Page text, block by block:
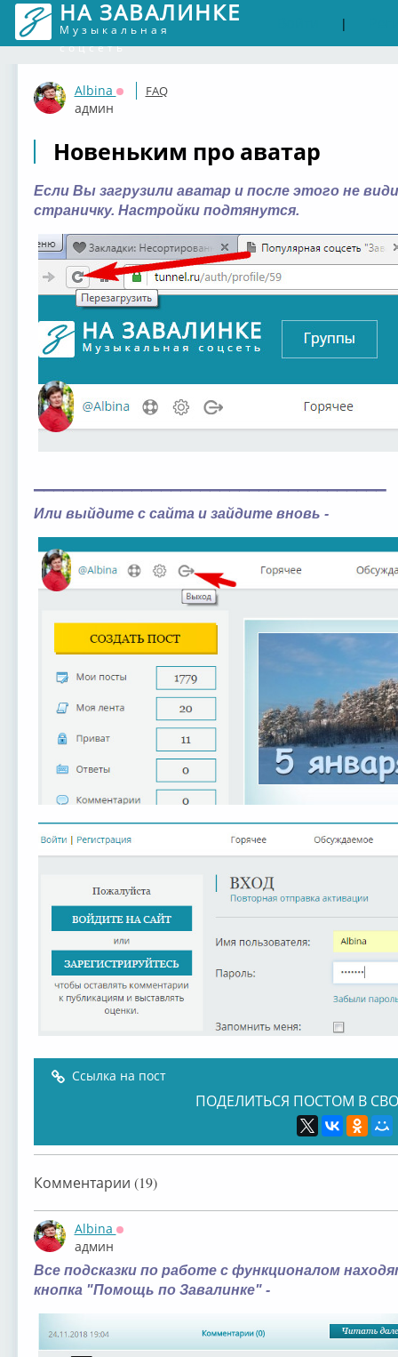
НА ЗАВАЛИНКЕ
Музыкальная
соцсеть
|
Albina
Оффлайн
админ
FAQ
Новеньким про аватар
Если Вы загрузили аватар и после этого не
страничку. Настройки подтянутся.
Или выйдите с сайта и зайдите вновь -
Ссылка на пост
ПОДЕЛИТЬСЯ ПОСТОМ В
Комментарии (19)
Albina
админ
Все подсказки по работе с функционалом
кнопка "Помощь по Завалинке" -